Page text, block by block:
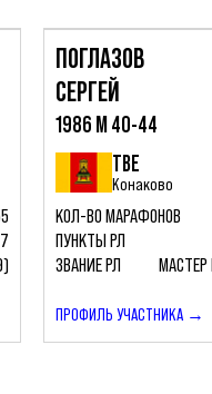
ПОГЛАЗОВ
СЕРГЕЙ
1986 М 40-44
ТВЕ
Конаково
КОЛ-ВО МАРАФОНОВ
ПУНКТЫ РЛ
ЗВАНИЕ РЛ
МАСТЕР
ПРОФИЛЬ УЧАСТНИКА →